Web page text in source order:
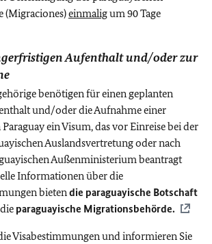
(Migraciones)einmaligum 90 Tage
Aufenthalt und/oder zur
benötigen für einen geplanten
und/oder die Aufnahme einer
ein Visum, das vor Einreise bei der
Auslandsvertretung oder nach
Außenministerium beantragt
Informationen über die
bietendie paraguayische Botschaft
paraguayische Migrationsbehörde.
Visabestimmungen und informieren Sie